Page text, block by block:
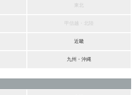
東北
甲信越・北陸
近畿
九州・沖縄